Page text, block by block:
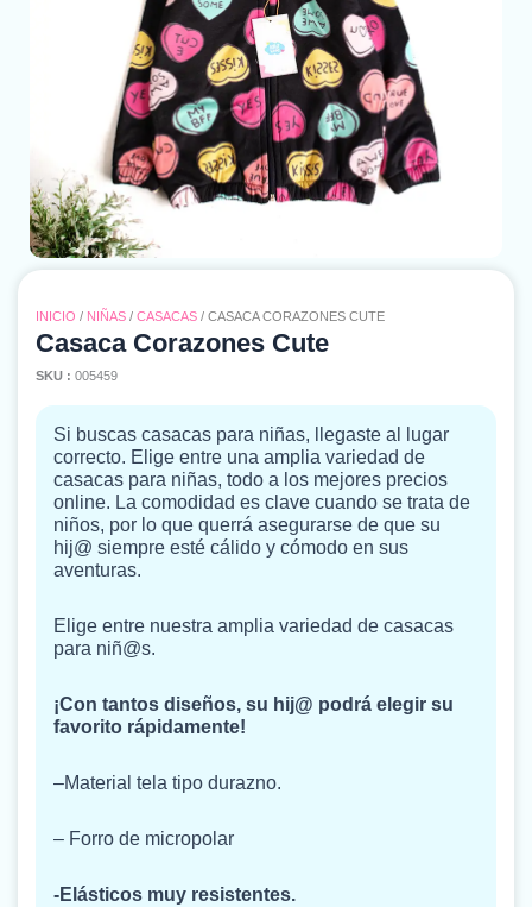
INICIO / NIÑAS / CASACAS / CASACA CORAZONES CUTE
Casaca Corazones Cute
SKU : 005459
Si buscas casacas para niñas, llegaste al lugar
correcto. Elige entre una amplia variedad de
casacas para niñas, todo a los mejores precios
online. La comodidad es clave cuando se trata de
niños, por lo que querrá asegurarse de que su
hij@ siempre esté cálido y cómodo en sus
aventuras.
Elige entre nuestra amplia variedad de casacas
para niñ@s.
¡Con tantos diseños, su hij@ podrá elegir su
favorito rápidamente!
–Material tela tipo durazno.
– Forro de micropolar
-Elásticos muy resistentes.